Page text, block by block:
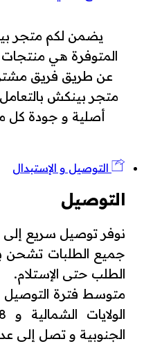
يضمن لكم متجر
المتوفرة هي
عن طريق فريق
متجر بينكش بالتعامل
أصلية و جودة كل
التوصيل و الإستبدال
التوصيل
نوفر توصيل سريع إلى 58 ولاية.
جميع الطلبات تشحن
الطلب حتى الإستلام.
الجنوبية و تصل إلى